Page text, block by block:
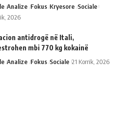
Analize Fokus Kryesore Sociale
2026
antidrogë në Itali,
mbi 770 kg kokainë
Analize Fokus Sociale 21 Korrik, 2026